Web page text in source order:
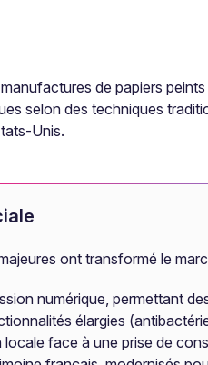
de papiers
selon des techniques
Unis.
ont transformé le
numérique, permettant
élargies
face à une prise de